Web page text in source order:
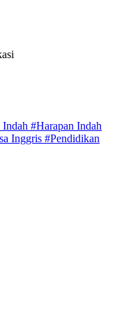
Indah #Harapan Indah
Inggris #Pendidikan